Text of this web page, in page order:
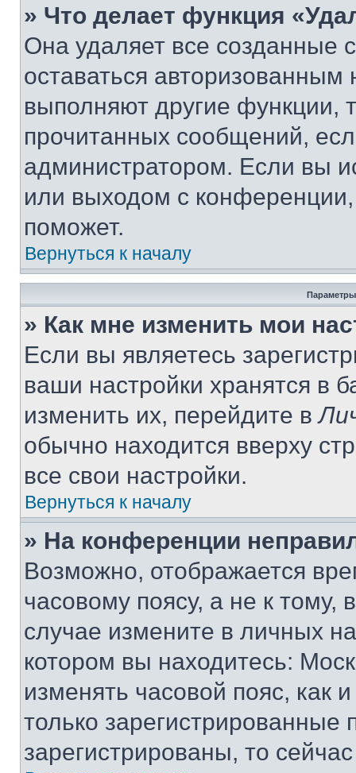
» Что делает функция
Она удаляет все созданные
оставаться
выполняют другие функции,
прочитанных сообщений,
администратором. Если вы
или выходом с
поможет.
Вернуться к началу
Параметры
» Как мне изменить мои
Если вы являетесь
ваши настройки хранятся в
изменить их, перейдите в
обычно находится вверху
все свои настройки.
Вернуться к началу
» На конференции
Возможно, отображается
часовому поясу, а не к тому,
случае измените в личных
котором вы находитесь:
изменять часовой пояс, как
только
зарегистрированы, то